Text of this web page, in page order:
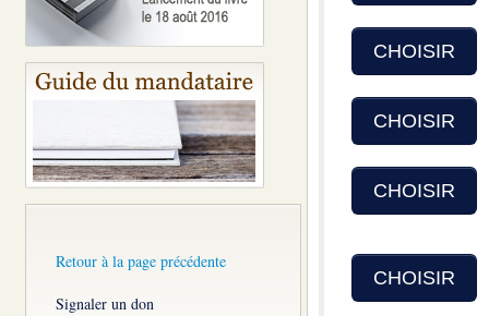
Retour à la page précédente
Signaler un don
CHOISIR
CHOISIR
CHOISIR
CHOISIR